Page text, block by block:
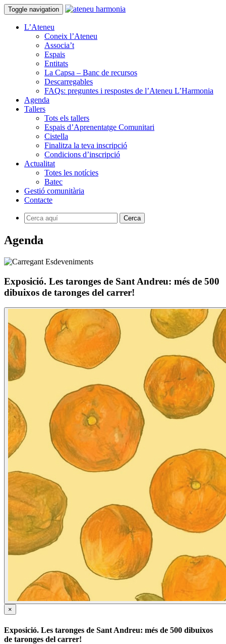
Toggle navigation
L’Ateneu
Coneix l’Ateneu
Associa’t
Espais
Entitats
La Capsa – Banc de recursos
Descarregables
FAQs: preguntes i respostes de l’Ateneu L’Harmonia
Agenda
Tallers
Tots els tallers
Espais d’Aprenentatge Comunitari
Cistella
Finalitza la teva inscripció
Condicions d’inscripció
Actualitat
Totes les notícies
Batec
Gestió comunitària
Contacte
Agenda
Exposició. Les taronges de Sant Andreu: més de 500
dibuixos de taronges del carrer!
×
Exposició. Les taronges de Sant Andreu: més de 500 dibuixos
de taronges del carrer!